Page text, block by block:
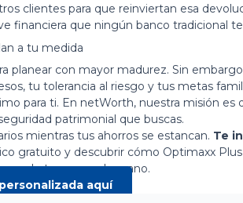
clientes para que reinviertan esa
financiera que ningún banco tradicional
a tu medida
planear con mayor madurez. Sin
tu tolerancia al riesgo y tus metas
para ti. En netWorth, nuestra misión es
patrimonial que buscas.
mientras tus ahorros se estancan. Te
gratuito y descubrir cómo Optimaxx
de tu casa en la mano.
aquí